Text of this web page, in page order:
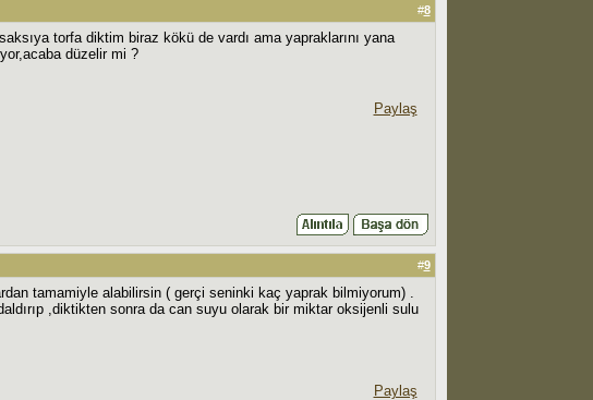
#8
torfa diktim biraz kökü de vardı ama yapraklarını yana
düzelir mi ?
Paylaş
#9
tamamiyle alabilirsin ( gerçi seninki kaç yaprak bilmiyorum) .
,diktikten sonra da can suyu olarak bir miktar oksijenli sulu
Paylaş